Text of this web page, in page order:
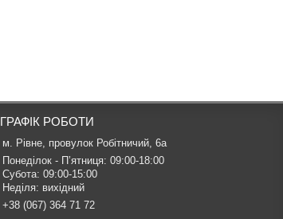
ГРАФІК РОБОТИ
м. Рівне, провулок Робітничий, 6а
Понеділок - П’ятниця: 09:00-18:00
Субота: 09:00-15:00
Неділя: вихідний
+38 (067) 364 71 72